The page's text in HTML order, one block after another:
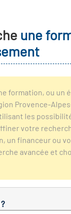
ou
une
formation, ou un
Provence-
les
votre
un financeur ou
avancée et